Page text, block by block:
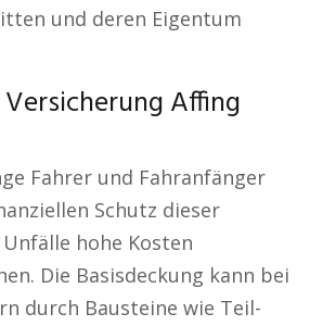
und deren Eigentum
Affing
Fahrer und Fahranfänger
Schutz dieser
hohe Kosten
Die Basisdeckung kann bei
durch Bausteine wie Teil-